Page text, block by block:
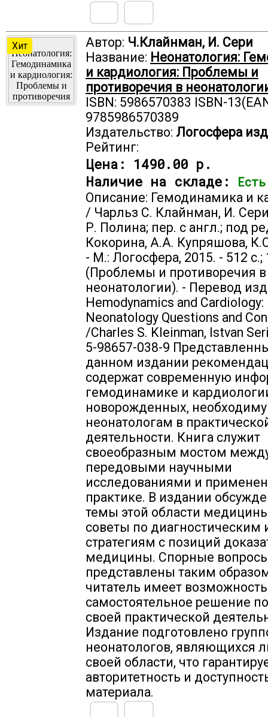
Хит Автор: Ч.Клайнман, И. Сери
Название: Неонатология:
и кардиология: Проблемы и
противоречия в
ISBN: 5986570383 ISBN-
9785986570389
Издательство: Логосфера
Рейтинг:
Цена: 1490.00 р.
Наличие на складе:
Описание: Гемодинамика и
/ Чарльз С. Клайнман, И.
Р. Полина; пер. с англ.; под
Кокорина, А.А. Купряшова,
- М.: Логосфера, 2015. - 512 с.;
(Проблемы и противоречия в
неонатологии). - Перевод
Hemodynamics and Cardiology:
Neonatology Questions and
/Charles S. Kleinman, Istvan
5-98657-038-9
данном издании
содержат современную
гемодинамике и
новорожденных,
неонатологам в
деятельности. Книга служит
своеобразным мостом
передовыми научными
исследованиями и
практике. В издании
темы этой области
советы по
стратегиям с позиций
медицины. Спорные
представлены таким
читатель имеет
самостоятельное решение
своей практической
Издание подготовлено
неонатологов, являющихся
своей области, что
авторитетность и
материала.